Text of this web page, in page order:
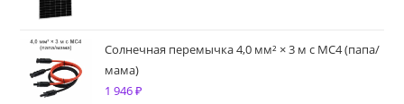
Солнечная перемычка 4,0 мм² × 3 м с MC4 (папа/
мама)
1 946₽